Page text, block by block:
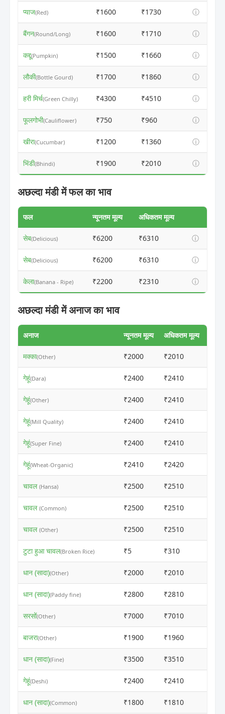
प्याज(Red) ₹1600 ₹1730 ⓘ
बैंगन(Round/Long) ₹1600 ₹1710 ⓘ
कद्दू(Pumpkin) ₹1500 ₹1660 ⓘ
लौकी(Bottle Gourd) ₹1700 ₹1860 ⓘ
हरी मिर्च(Green Chilly) ₹4300 ₹4510 ⓘ
फूलगोभी(Cauliflower) ₹750 ₹960 ⓘ
खीरा(Cucumbar) ₹1200 ₹1360 ⓘ
भिंडी(Bhindi) ₹1900 ₹2010 ⓘ
अछल्दा मंडी में फल का भाव
फल न्यूनतम मूल्य अधिकतम मूल्य
सेब(Delicious) ₹6200 ₹6310 ⓘ
सेब(Delicious) ₹6200 ₹6310 ⓘ
केला(Banana - Ripe) ₹2200 ₹2310 ⓘ
अछल्दा मंडी में अनाज का भाव
अनाज न्यूनतम मूल्य अधिकतम मूल्य
मक्का(Other) ₹2000 ₹2010
गेहूं(Dara) ₹2400 ₹2410
गेहूं(Other) ₹2400 ₹2410
गेहूं(Mill Quality) ₹2400 ₹2410
गेहूं(Super Fine) ₹2400 ₹2410
गेहूं(Wheat-Organic) ₹2410 ₹2420
चावल (Hansa) ₹2500 ₹2510
चावल (Common) ₹2500 ₹2510
चावल (Other) ₹2500 ₹2510
टुटा हुआ चावल(Broken Rice) ₹5 ₹310
धान (सादा)(Other) ₹2000 ₹2010
धान (सादा)(Paddy fine) ₹2800 ₹2810
सरसों(Other) ₹7000 ₹7010
बाजरा(Other) ₹1900 ₹1960
धान (सादा)(Fine) ₹3500 ₹3510
गेहूं(Deshi) ₹2400 ₹2410
धान (सादा)(Common) ₹1800 ₹1810